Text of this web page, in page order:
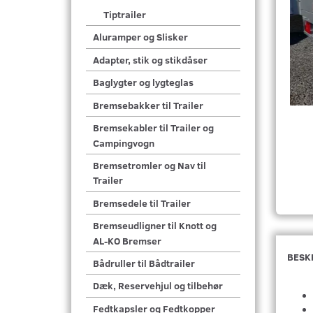
Tiptrailer
Aluramper og Slisker
Adapter, stik og stikdåser
Baglygter og lygteglas
Bremsebakker til Trailer
Bremsekabler til Trailer og
Campingvogn
Bremsetromler og Nav til
Trailer
Bremsedele til Trailer
Bremseudligner til Knott og
AL-KO Bremser
Bådruller til Bådtrailer
Dæk, Reservehjul og tilbehør
Fedtkapsler og Fedtkopper